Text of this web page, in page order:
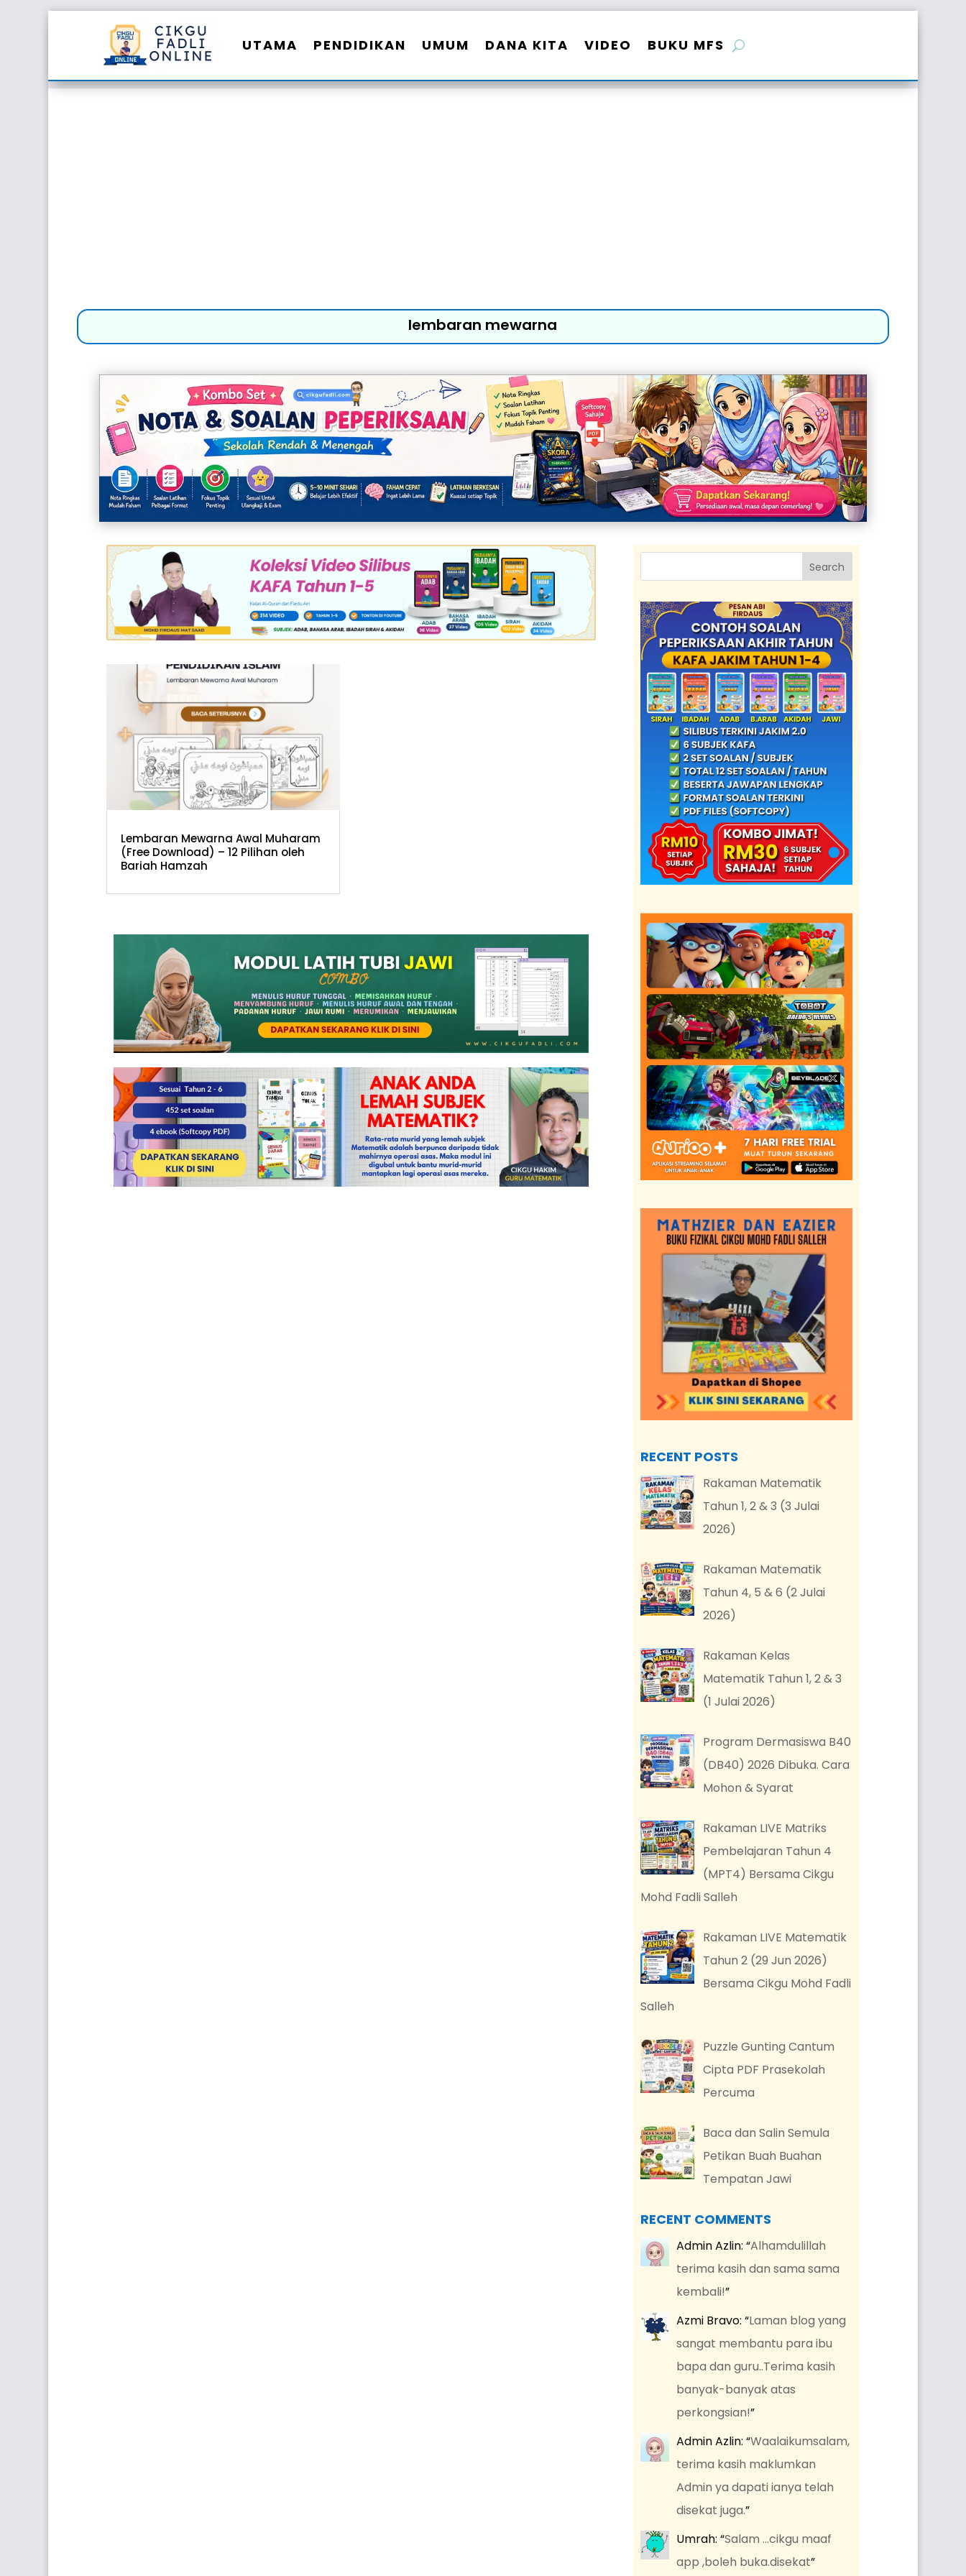
UTAMA PENDIDIKAN UMUM DANA KITA VIDEO BUKU MFS
lembaran mewarna
Lembaran Mewarna Awal Muharam
(Free Download) – 12 Pilihan oleh
Bariah Hamzah
RECENT POSTS
Rakaman Matematik
Tahun 1, 2 & 3 (3 Julai
2026)
Rakaman Matematik
Tahun 4, 5 & 6 (2 Julai
2026)
Rakaman Kelas
Matematik Tahun 1, 2 & 3
(1 Julai 2026)
Program Dermasiswa B40
(DB40) 2026 Dibuka. Cara
Mohon & Syarat
Rakaman LIVE Matriks
Pembelajaran Tahun 4
(MPT4) Bersama Cikgu
Mohd Fadli Salleh
Rakaman LIVE Matematik
Tahun 2 (29 Jun 2026)
Bersama Cikgu Mohd Fadli
Salleh
Puzzle Gunting Cantum
Cipta PDF Prasekolah
Percuma
Baca dan Salin Semula
Petikan Buah Buahan
Tempatan Jawi
RECENT COMMENTS
Admin Azlin: “Alhamdulillah
terima kasih dan sama sama
kembali!”
Azmi Bravo: “Laman blog yang
sangat membantu para ibu
bapa dan guru..Terima kasih
banyak-banyak atas
perkongsian!”
Admin Azlin: “Waalaikumsalam,
terima kasih maklumkan
Admin ya dapati ianya telah
disekat juga.”
Umrah: “Salam …cikgu maaf
app ,boleh buka.disekat”